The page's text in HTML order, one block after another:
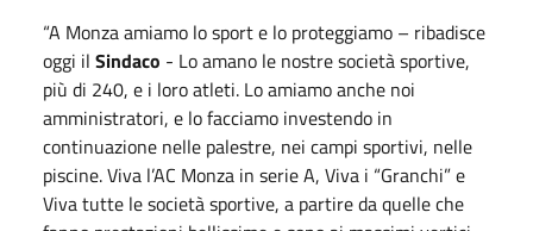
“A Monza amiamo lo sport e lo proteggiamo – ribadisce
oggi il Sindaco - Lo amano le nostre società sportive,
più di 240, e i loro atleti. Lo amiamo anche noi
amministratori, e lo facciamo investendo in
continuazione nelle palestre, nei campi sportivi, nelle
piscine. Viva l’AC Monza in serie A, Viva i “Granchi” e
Viva tutte le società sportive, a partire da quelle che